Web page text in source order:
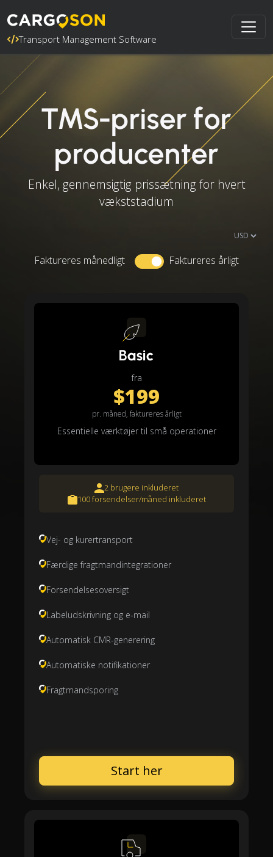
Transport Management Software
TMS-priser for
producenter
Enkel, gennemsigtig prissætning for hvert
vækststadium
Faktureres månedligt Faktureres årligt
Basic
fra
$199
pr. måned, faktureres årligt
Essentielle værktøjer til små operationer
2 brugere inkluderet
100 forsendelser/måned inkluderet
Vej- og kurertransport
Færdige fragtmandintegrationer
Forsendelsesoversigt
Labeludskrivning og e-mail
Automatisk CMR-generering
Automatiske notifikationer
Fragtmandsporing
Start her